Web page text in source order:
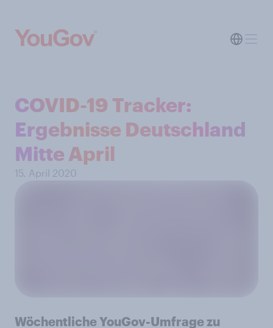
COVID-19 Tracker:
Ergebnisse Deutschland
Mitte April
15. April 2020
Wöchentliche YouGov-Umfrage zu